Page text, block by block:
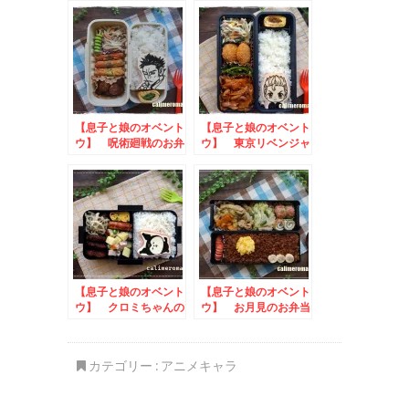
to Nadiaかき氷作っ
てみた投稿キャンペー
ン
【息子と娘のオベント
ウ】 呪術廻戦のお弁
【息子と娘のオベント
ウ】 東京リベンジャ
【息子と娘のオベント
ウ】 クロミちゃんの
【息子と娘のオベント
ウ】 お月見のお弁当
カテゴリー : アニメキャラ